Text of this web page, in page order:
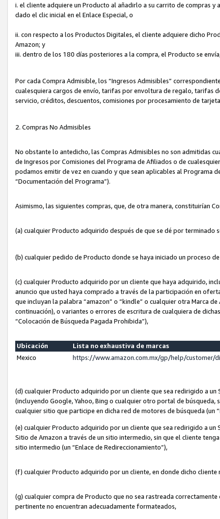
i. el cliente adquiere un Producto al añadirlo a su carrito de compras
dado el clic inicial en el Enlace Especial, o
ii. con respecto a los Productos Digitales, el cliente adquiere dicho
Amazon; y
iii. dentro de los 180 días posteriores a la compra, el Producto se
Por cada Compra Admisible, los “Ingresos Admisibles”
cualesquiera cargos de envío, tarifas por envoltura de regalo, tarifas
servicio, créditos, descuentos, comisiones por procesamiento de
2. Compras No Admisibles
No obstante lo antedicho, las Compras Admisibles no son admitidas
de Ingresos por Comisiones del Programa de Afiliados o de
podamos emitir de vez en cuando y que sean aplicables al Programa
“Documentación del Programa”).
Asimismo, las siguientes compras, que, de otra manera, constituirían
(a) cualquier Producto adquirido después de que se dé por terminado
(b) cualquier pedido de Producto donde se haya iniciado un proceso
(c) cualquier Producto adquirido por un cliente que haya adquirido,
anuncio que usted haya comprado a través de la participación en
que incluyan la palabra “amazon” o “kindle” o cualquier otra Marca
continuación), o variantes o errores de escritura de cualquiera de
“Colocación de Búsqueda Pagada Prohibida”),
Ubicación
Lista no exhaustiva de marcas
Mexico
https://www.amazon.com.mx/gp/help/customer/
(d) cualquier Producto adquirido por un cliente que sea redirigido a
(incluyendo Google, Yahoo, Bing o cualquier otro portal de
cualquier sitio que participe en dicha red de motores de búsqueda (un
(e) cualquier Producto adquirido por un cliente que sea redirigido a un
Sitio de Amazon a través de un sitio intermedio, sin que el cliente
sitio intermedio (un “Enlace de Redireccionamiento”),
(f) cualquier Producto adquirido por un cliente, en donde dicho
(g) cualquier compra de Producto que no sea rastreada
pertinente no encuentran adecuadamente formateados,